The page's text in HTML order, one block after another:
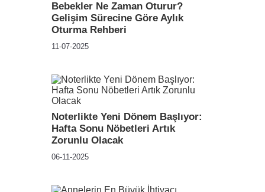
Bebekler Ne Zaman Oturur?
Gelişim Sürecine Göre Aylık
Oturma Rehberi
11-07-2025
Noterlikte Yeni Dönem Başlıyor:
Hafta Sonu Nöbetleri Artık
Zorunlu Olacak
06-11-2025